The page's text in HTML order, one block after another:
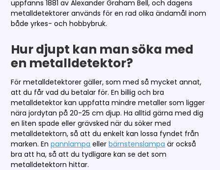
uppfanns 1881 av Alexander Graham Bell, och dagens
metalldetektorer används för en rad olika ändamål inom
både yrkes- och hobbybruk.
Hur djupt kan man söka med
en metalldetektor?
För metalldetektorer gäller, som med så mycket annat,
att du får vad du betalar för. En billig och bra
metalldetektor kan uppfatta mindre metaller som ligger
nära jordytan på 20-25 cm djup. Ha alltid gärna med dig
en liten spade eller grävsked när du söker med
metalldetektorn, så att du enkelt kan lossa fyndet från
marken. Enpannlampa ellerbärnstenslampa är också
bra att ha, så att du tydligare kan se det som
metalldetektorn hittar.